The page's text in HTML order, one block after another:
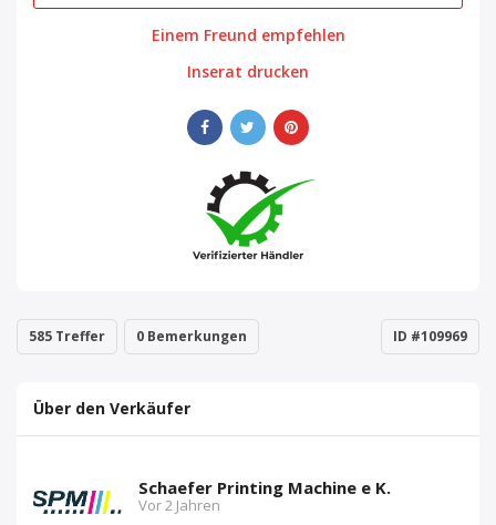
Einem Freund empfehlen
Inserat drucken
585 Treffer 0 Bemerkungen ID #109969
Über den Verkäufer
Schaefer Printing Machine e K.
Vor 2 Jahren